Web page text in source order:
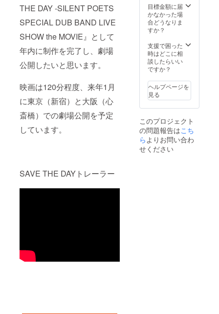
THE DAY -SILENT POETS
SPECIAL DUB BAND LIVE
SHOW the MOVIE』として
年内に制作を完了し、劇場
公開したいと思います。
映画は120分程度、来年1月
に東京（新宿）と大阪（心
斎橋）での劇場公開を予定
しています。
SAVE THE DAYトレーラー
キャッ
プ 映画
エンロ
者とし
てクレ
ジット
（送料
目標金額に届
かなかった場
合どうなりま
すか？
支援で困った
時はどこに相
談したらいい
ですか？
ヘルプページを
見る
このプロジェクト
の問題報告はこち
らよりお問い合わ
せください